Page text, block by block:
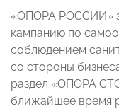
«ОПОРА РОССИИ»
кампанию по
соблюдением
со стороны
раздел «ОПОРА
ближайшее время